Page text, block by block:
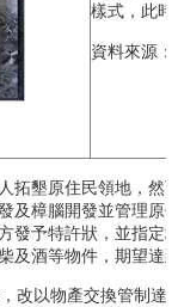
樣式，此
資料來源
拓墾原住民領地，然
及樟腦開發並管理原
發予特許狀，並指定
及酒等物件，期望達
改以物產交換管制達